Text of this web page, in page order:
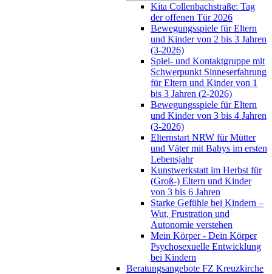
Kita Collenbachstraße: Tag
der offenen Tür 2026
Bewegungsspiele für Eltern
und Kinder von 2 bis 3 Jahren
(3-2026)
Spiel- und Kontaktgruppe mit
Schwerpunkt Sinneserfahrung
für Eltern und Kinder von 1
bis 3 Jahren (2-2026)
Bewegungsspiele für Eltern
und Kinder von 3 bis 4 Jahren
(3-2026)
Elternstart NRW für Mütter
und Väter mit Babys im ersten
Lebensjahr
Kunstwerkstatt im Herbst für
(Groß-) Eltern und Kinder
von 3 bis 6 Jahren
Starke Gefühle bei Kindern –
Wut, Frustration und
Autonomie verstehen
Mein Körper - Dein Körper
Psychosexuelle Entwicklung
bei Kindern
Beratungsangebote FZ Kreuzkirche